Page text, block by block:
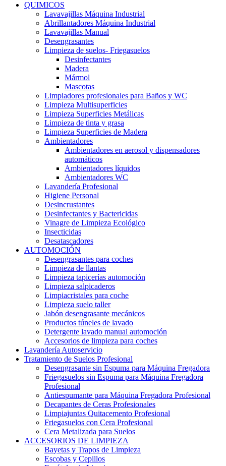
QUIMICOS
Lavavajillas Máquina Industrial
Abrillantadores Máquina Industrial
Lavavajillas Manual
Desengrasantes
Limpieza de suelos- Friegasuelos
Desinfectantes
Madera
Mármol
Mascotas
Limpiadores profesionales para Baños y WC
Limpieza Multisuperficies
Limpieza Superficies Metálicas
Limpieza de tinta y grasa
Limpieza Superficies de Madera
Ambientadores
Ambientadores en aerosol y dispensadores
automáticos
Ambientadores líquidos
Ambientadores WC
Lavandería Profesional
Higiene Personal
Desincrustantes
Desinfectantes y Bactericidas
Vinagre de Limpieza Ecológico
Insecticidas
Desatascadores
AUTOMOCIÓN
Desengrasantes para coches
Limpieza de llantas
Limpieza tapicerías automoción
Limpieza salpicaderos
Limpiacristales para coche
Limpieza suelo taller
Jabón desengrasante mecánicos
Productos túneles de lavado
Detergente lavado manual automoción
Accesorios de limpieza para coches
Lavandería Autoservicio
Tratamiento de Suelos Profesional
Desengrasante sin Espuma para Máquina Fregadora
Friegasuelos sin Espuma para Máquina Fregadora
Profesional
Antiespumante para Máquina Fregadora Profesional
Decapantes de Ceras Profesionales
Limpiajuntas Quitacemento Profesional
Friegasuelos con Cera Profesional
Cera Metalizada para Suelos
ACCESORIOS DE LIMPIEZA
Bayetas y Trapos de Limpieza
Escobas y Cepillos